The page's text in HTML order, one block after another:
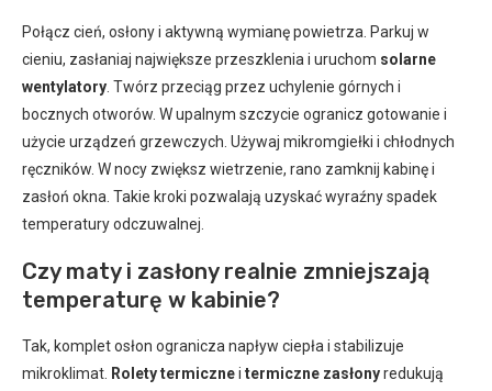
Połącz cień, osłony i aktywną wymianę powietrza. Parkuj w
cieniu, zasłaniaj największe przeszklenia i uruchom solarne
wentylatory . Twórz przeciąg przez uchylenie górnych i
bocznych otworów. W upalnym szczycie ogranicz gotowanie i
użycie urządzeń grzewczych. Używaj mikromgiełki i chłodnych
ręczników. W nocy zwiększ wietrzenie, rano zamknij kabinę i
zasłoń okna. Takie kroki pozwalają uzyskać wyraźny spadek
temperatury odczuwalnej.
Czy maty i zasłony realnie zmniejszają
temperaturę w kabinie?
Tak, komplet osłon ogranicza napływ ciepła i stabilizuje
mikroklimat. Rolety termicznei termiczne zasłonyredukują